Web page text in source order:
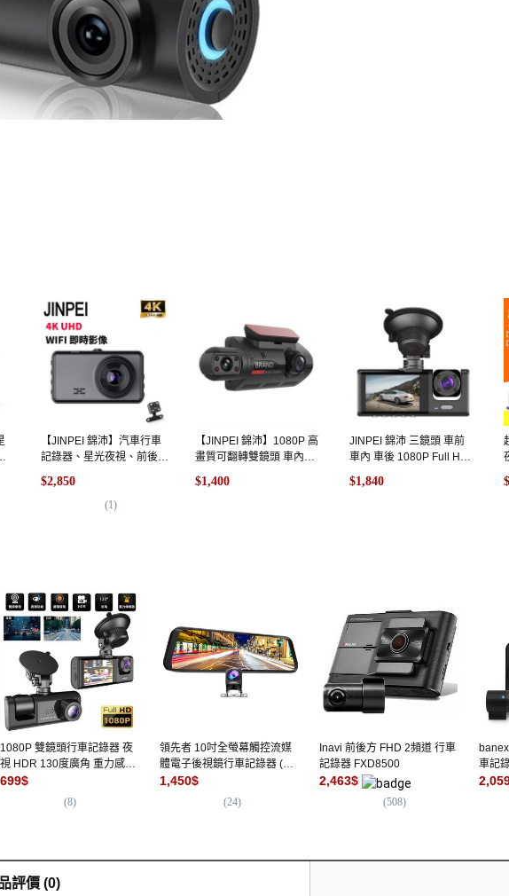
【JINPEI 錦沛】汽車行車
記錄器、星光夜視、前後雙
錄, 4K+WIFI+64GB, 主機,
1GB
$2,850
(1)
【JINPEI 錦沛】1080P 高
畫質可翻轉雙鏡頭 車內監
控 前後雙錄 安全保障, 主機
+64GB, 行車紀錄器, 1GB
$1,400
JINPEI 錦沛 三鏡頭 車前
車內 車後 1080P Full HD
行車記錄器, 主機+64GB,
主機, 1GB
$1,840
1080P 雙鏡頭行車記錄器 夜
視 HDR 130度廣角 重力感應
循環錄影 雙鏡頭行車記錄器
記憶卡 循環錄影 停車監控
699$
(8)
領先者 10吋全螢幕觸控流媒
體電子後視鏡行車記錄器 (前
後雙錄1080P GPS測速選配)
1,450$
(24)
Inavi 前後方 FHD 2頻道 行車
記錄器 FXD8500
2,463$
(508)
車記
評價(0)